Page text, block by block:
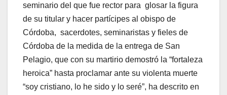
seminario del que fue rector para glosar la figura
de su titular y hacer partícipes al obispo de
Córdoba, sacerdotes, seminaristas y fieles de
Córdoba de la medida de la entrega de San
Pelagio, que con su martirio demostró la “fortaleza
heroica” hasta proclamar ante su violenta muerte
“soy cristiano, lo he sido y lo seré”, ha descrito en